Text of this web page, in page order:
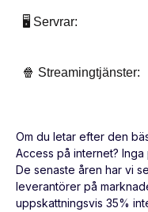
🖥️ Servrar:
🍿 Streamingtjänster:
Om du letar efter den
Access på internet?
De senaste åren har vi
leverantörer på
uppskattningsvis 35%